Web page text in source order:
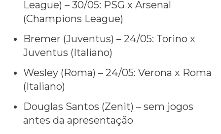
League) – 30/05: PSG x Arsenal
(Champions League)
Bremer (Juventus) – 24/05: Torino x
Juventus (Italiano)
Wesley (Roma) – 24/05: Verona x Roma
(Italiano)
Douglas Santos (Zenit) – sem jogos
antes da apresentação